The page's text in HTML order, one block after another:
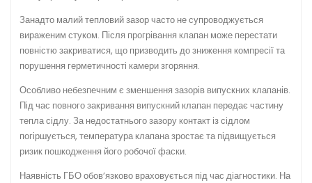
Занадто малий тепловий зазор часто не супроводжується
вираженим стуком. Після прогрівання клапан може перестати
повністю закриватися, що призводить до зниження компресії та
порушення герметичності камери згоряння.
Особливо небезпечним є зменшення зазорів випускних клапанів.
Під час повного закривання випускний клапан передає частину
тепла сідлу. За недостатнього зазору контакт із сідлом
погіршується, температура клапана зростає та підвищується
ризик пошкодження його робочої фаски.
Наявність ГБО обов’язково враховується під час діагностики. На